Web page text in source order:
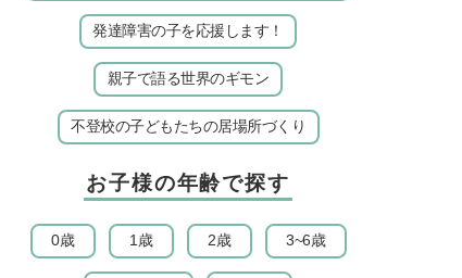
発達障害の子を応援します！
親子で語る世界のギモン
不登校の子どもたちの居場所づくり
お子様の年齢で探す
0歳 1歳 2歳 3~6歳